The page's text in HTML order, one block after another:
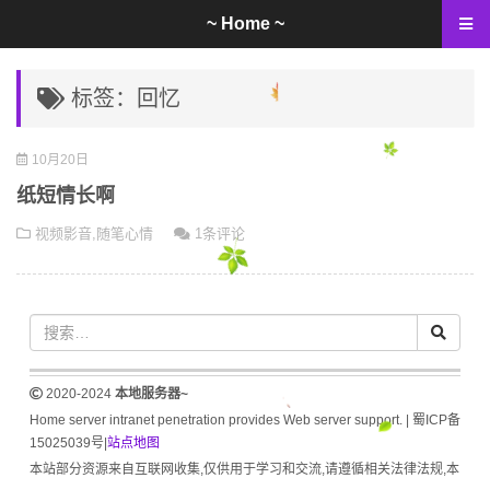
标签：回忆
10月20日
纸短情长啊
视频影音, 随笔心情 1条评论
2020-2024 本地服务器~
Home server intranet penetration provides Web server support. | 蜀ICP备
15025039号| 站点地图
本站部分资源来自互联网收集,仅供用于学习和交流,请遵循相关法律法规,本
~ Home ~